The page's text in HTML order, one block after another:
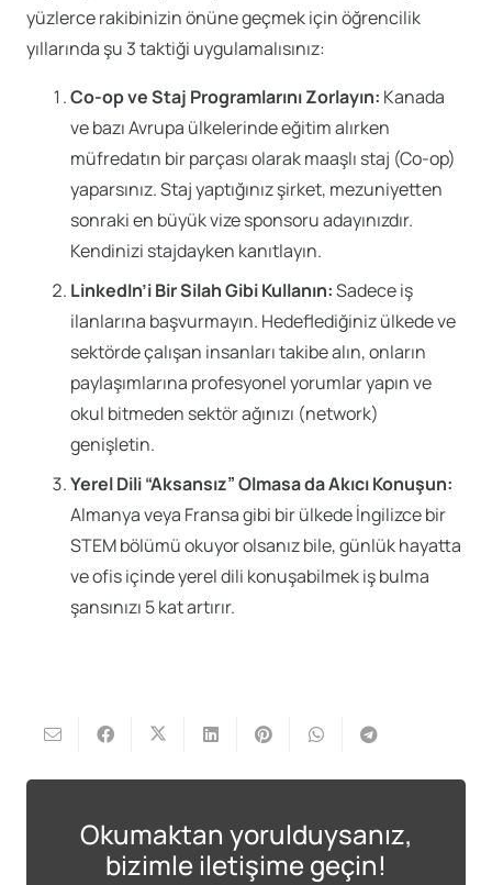
yüzlerce rakibinizin önüne geçmek için öğrencilik
yıllarında şu 3 taktiği uygulamalısınız:
Co-op ve Staj Programlarını Zorlayın: Kanada
ve bazı Avrupa ülkelerinde eğitim alırken
müfredatın bir parçası olarak maaşlı staj (Co-op)
yaparsınız. Staj yaptığınız şirket, mezuniyetten
sonraki en büyük vize sponsoru adayınızdır.
Kendinizi stajdayken kanıtlayın.
LinkedIn’i Bir Silah Gibi Kullanın:Sadece iş
ilanlarına başvurmayın. Hedeflediğiniz ülkede ve
sektörde çalışan insanları takibe alın, onların
paylaşımlarına profesyonel yorumlar yapın ve
okul bitmeden sektör ağınızı (network)
genişletin.
Yerel Dili “Aksansız” Olmasa da Akıcı Konuşun:
Almanya veya Fransa gibi bir ülkede İngilizce bir
STEM bölümü okuyor olsanız bile, günlük hayatta
ve ofis içinde yerel dili konuşabilmek iş bulma
şansınızı 5 kat artırır.
Okumaktan yorulduysanız,
bizimle iletişime geçin!